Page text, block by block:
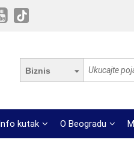
Biznis
kutak O Beogradu